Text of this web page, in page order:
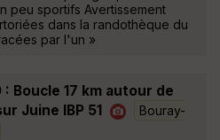
peu sportifs Avertissement
dans la randothèque du
par l'un »
: Boucle 17 km autour de
Juine IBP 51
Bouray-